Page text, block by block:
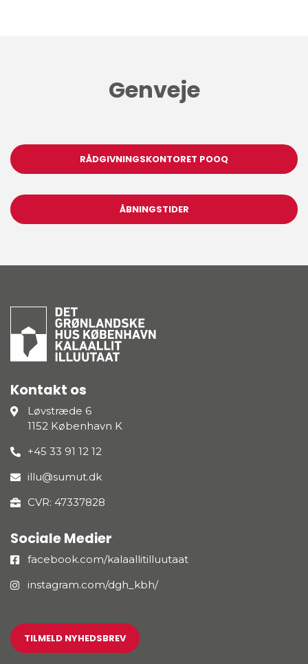
Genveje
RÅDGIVNINGSKONTORET POOQ
ÅBNINGSTIDER
Kontakt os
Løvstræde 6
1152 København K
+45 33 91 12 12
illu@sumut.dk
CVR: 47337828
Sociale Medier
facebook.com/kalaallitilluutaat
instagram.com/dgh_kbh/
TILMELD NYHEDSBREV